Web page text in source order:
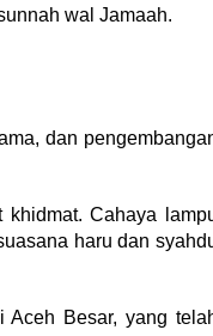
wal Jamaah.
dan
khidmat. Cahaya
haru dan
Aceh Besar, yang